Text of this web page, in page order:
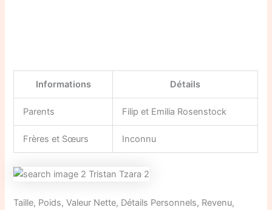
Informations Détails
Parents Filip et Emilia Rosenstock
Frères et Sœurs Inconnu
Taille, Poids, Valeur Nette, Détails Personnels, Revenu,